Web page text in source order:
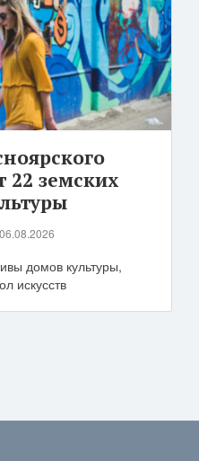
22 земских
06.08.2026
домов культуры,
искусств